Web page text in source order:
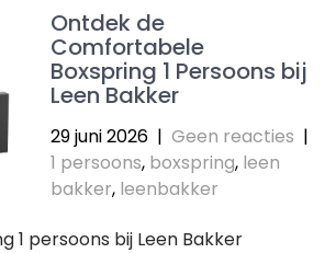
Ontdek de
Comfortabele
Boxspring 1 Persoons bij
Leen Bakker
29 juni 2026 | Geen reacties |
1 persoons, boxspring, leen
bakker, leenbakker
1 persoons bij Leen Bakker